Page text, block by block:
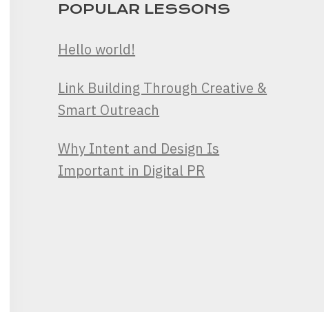
POPULAR LESSONS
Hello world!
Link Building Through Creative &
Smart Outreach
Why Intent and Design Is
Important in Digital PR